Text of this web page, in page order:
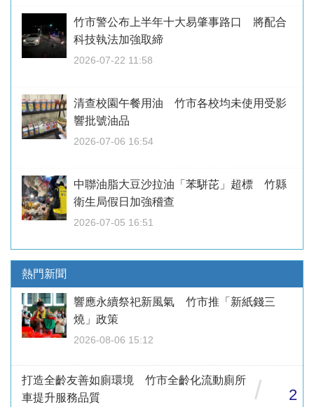
竹市警公布上半年十大易肇事路口 將配合
科技執法加強取締
2026-07-22 11:58
清查校園午餐用油 竹市各校均未使用受影
響批號油品
2026-07-06 16:54
中聯油脂大豆沙拉油「苯駢芘」超標 竹縣
衛生局假日加強稽查
2026-07-05 16:51
熱門新聞
響應永續祭祀新風氣 竹市推「新紙錢三
燒」政策
2026-08-06 15:12
打造全齡友善如廁環境 竹市全齡化流動廁所
車提升服務品質
/ 2